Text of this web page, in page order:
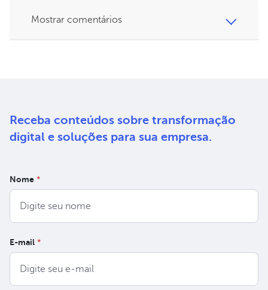
Mostrar comentários
Receba conteúdos sobre transformação
digital e soluções para sua empresa.
Nome *
E-mail *